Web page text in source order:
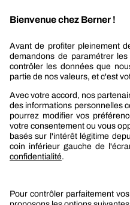
Berner
Boutique Berner
Boutique Berner Industry Services
Le groupe Berner